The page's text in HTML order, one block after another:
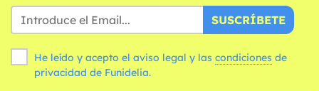
SUSCRÍBETE
He leído y acepto el aviso legal y las condiciones
privacidad de Funidelia.